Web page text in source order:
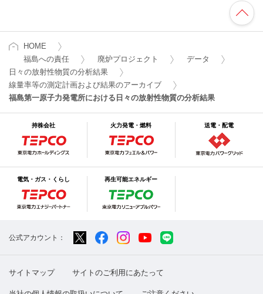
HOME
福島への責任
廃炉プロジェクト
データ
日々の放射性物質の分析結果
線量率等の測定計画および結果のアーカイブ
福島第一原子力発電所における日々の放射性物質の分析結果
持株会社 火力発電・燃料 送電・配電
電気・ガス・くらし 再生可能エネルギー
公式アカウント：
サイトマップ サイトのご利用にあたって